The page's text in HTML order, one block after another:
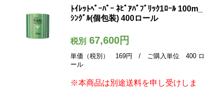
ﾄｲﾚｯﾄﾍﾟｰﾊﾟｰ ﾈﾋﾟｱﾊﾟﾌﾞﾘｯｸ1ﾛｰﾙ 100m_
ｼﾝｸﾞﾙ(個包装) 400ロール
税別67,600円
単価（税別） 169円 / ご購入単位 400 ロ
ール
※本商品は別途送料を申し受けしま